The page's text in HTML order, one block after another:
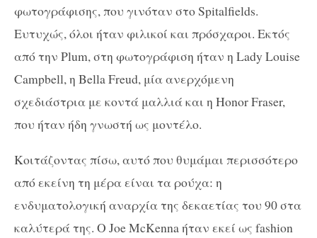
φωτογράφισης, που γινόταν στο Spitalfields.
Ευτυχώς, όλοι ήταν φιλικοί και πρόσχαροι. Eκτός
από την Plum, στη φωτογράφιση ήταν η Lady Louise
Campbell, η Bella Freud, μία ανερχόμενη
σχεδιάστρια με κοντά μαλλιά και η Honor Fraser,
που ήταν ήδη γνωστή ως μοντέλο.
Κοιτάζοντας πίσω, αυτό που θυμάμαι περισσότερο
από εκείνη τη μέρα είναι τα ρούχα: η
ενδυματολογική αναρχία της δεκαετίας του 90 στα
καλύτερά της. Ο Joe McKenna ήταν εκεί ως fashion